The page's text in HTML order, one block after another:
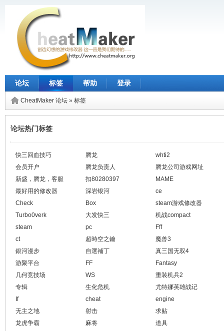
论坛 标签 帮助 登录
CheatMaker 论坛 » 标签
论坛热门标签
快三回血技巧 腾龙
whti2
会员开户
腾龙负责人
腾龙公司游戏网址
新盛，腾龙，客服
扣80280397
MAME
最好用的修改器
深岩银河
ce
Check
Box
steam游戏修改器
Turbo0verk
大发快三
机战compact
steam
pc
Fff
ct
超時空之鑰
魔兽3
銀河漫步
自選補丁
真三国无双4
游聚平台
FF
Fantasy
几何竞技场
WS
重装机兵2
专辑
生化危机
尤特娜英雄战记
If
cheat
engine
无主之地
射击
求贴
龙虎争霸
麻将
道具